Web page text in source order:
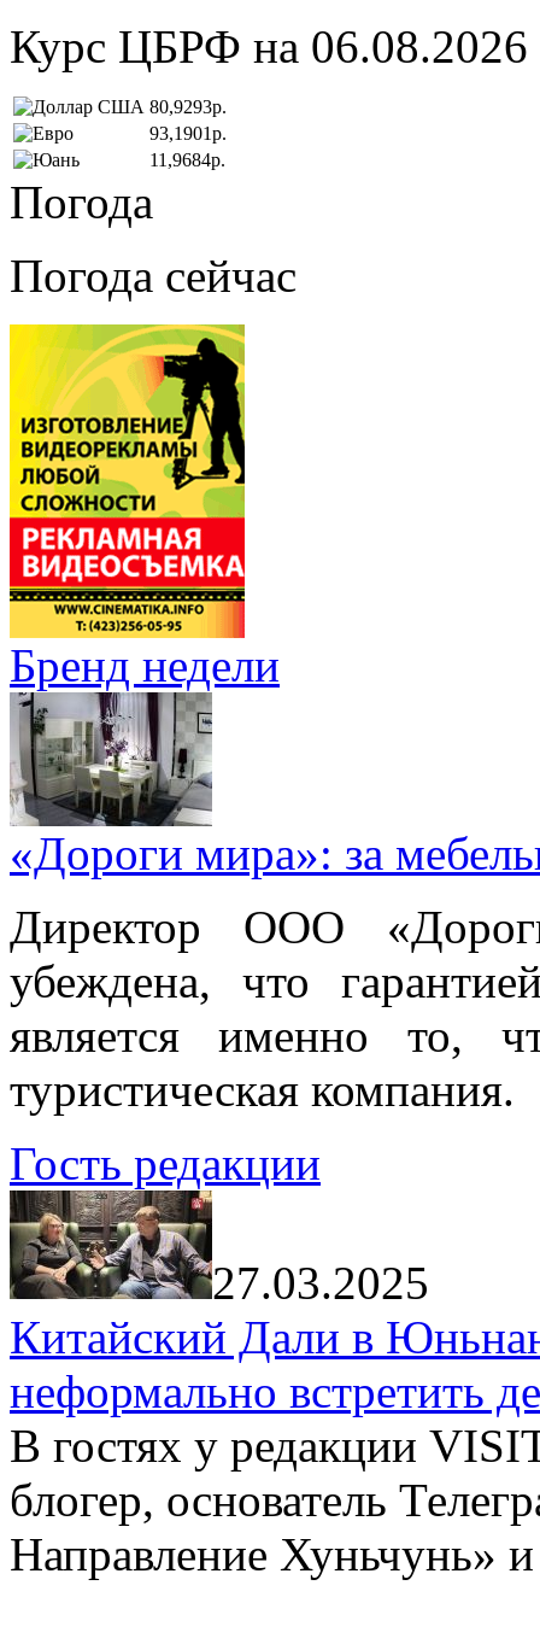
Курс ЦБРФ на 06.08.2026
80,9293р.
93,1901р.
11,9684р.
Погода
Погода сейчас
Бренд недели
«Дороги мира»: за
Директор ООО
убеждена, что
является именно то,
туристическая компания.
Гость редакции
27.03.2025
Китайский Дали в
неформально встретить
В гостях у редакции
блогер, основатель
Направление Хуньчунь»